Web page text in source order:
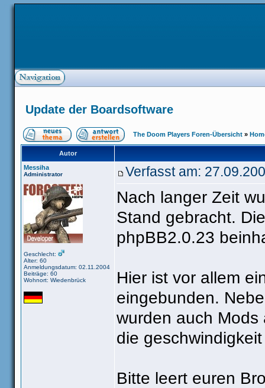
Update der Boardsoftware
The Doom Players Foren-Übersicht »
Autor
Messiha
Administrator
Geschlecht:
Alter: 60
Anmeldungsdatum: 02.11.2004
Beiträge: 60
Wohnort: Wiedenbrück
Verfasst am:
Nach langer Zeit
Stand gebracht.
phpBB2.0.23
Hier ist vor allem
eingebunden.
wurden auch
die
Bitte leert euren